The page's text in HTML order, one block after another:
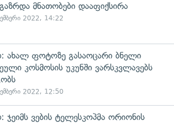
მნათობები დააფიქსირა
2022, 14:22
ახალ ფოტოზე გასაოცარი ბნელი
კოსმოსის უკუნში ვარსკვლავებს
2022, 12:50
ჯეიმს ვების ტელესკოპმა ორიონის